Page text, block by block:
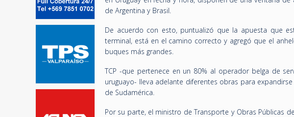
de Argentina y Brasil.
De acuerdo con esto, puntualizó que la apuesta que
terminal, está en el camino correcto y agregó que el
buques más grandes.
TCP -que pertenece en un 80% al operador belga de
uruguayo- lleva adelante diferentes obras para
de Sudamérica.
Por su parte, el ministro de Transporte y Obras Públicas